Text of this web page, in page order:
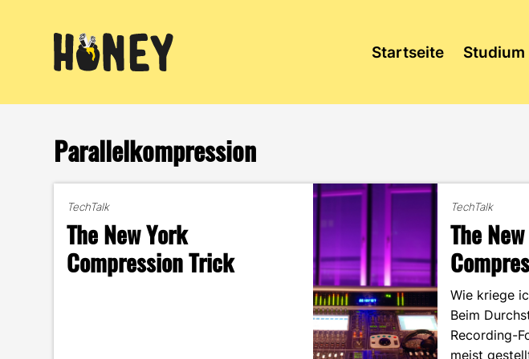
Startseite Studium
Parallelkompression
TechTalk
The New York
Compression Trick
TechTalk
The
Wie kriege
Beim
Recording-
meist